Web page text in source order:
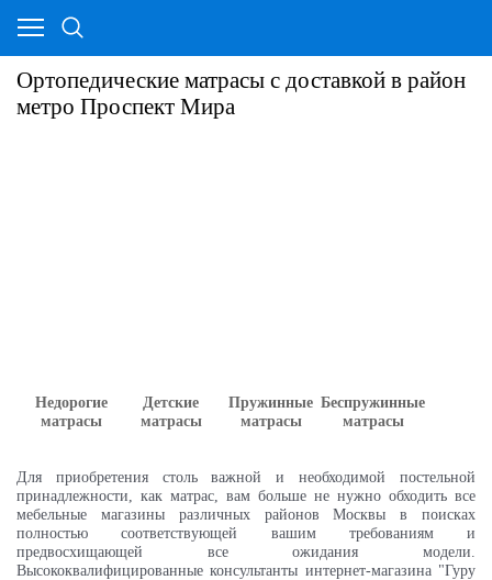
Ортопедические матрасы с доставкой в район
метро Проспект Мира
Недорогие
матрасы
Детские
матрасы
Пружинные
матрасы
Беспружинные
матрасы
Для приобретения столь важной и необходимой постельной
принадлежности, как матрас, вам больше не нужно обходить все
мебельные магазины различных районов Москвы в поисках
полностью соответствующей вашим требованиям и
предвосхищающей все ожидания модели.
Высококвалифицированные консультанты интернет-магазина "Гуру